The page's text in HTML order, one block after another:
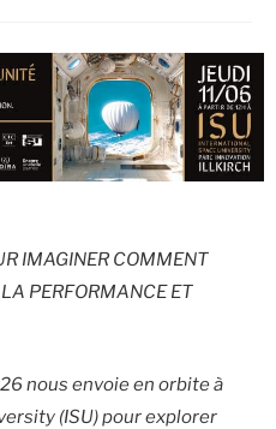
IMAGINER COMMENT
PERFORMANCE ET
nous envoie en orbite à
(ISU) pour explorer